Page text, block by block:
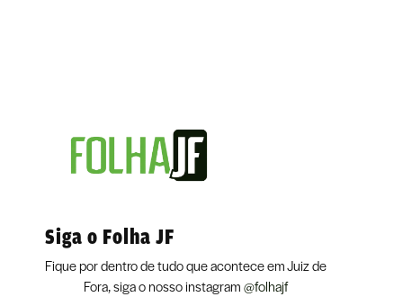
Siga o Folha JF
Fique por dentro de tudo que acontece em Juiz de
Fora, siga o nosso instagram@folhajf